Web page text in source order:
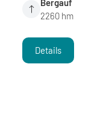
2260 hm
Details